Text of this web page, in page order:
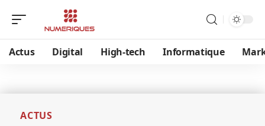
Actus Digital High-tech Informatique
ACTUS